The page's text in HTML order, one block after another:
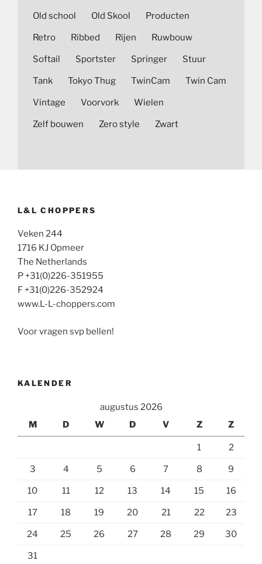
Old school Old Skool Producten
Retro Ribbed Rijen Ruwbouw
Softail Sportster Springer Stuur
Tank Tokyo Thug TwinCam Twin Cam
Vintage Voorvork Wielen
Zelf bouwen Zero style Zwart
L&L CHOPPERS
Veken 244
1716 KJ Opmeer
The Netherlands
P +31(0)226-351955
F +31(0)226-352924
www.L-L-choppers.com
Voor vragen svp bellen!
KALENDER
augustus 2026
M
D W D V Z Z
1 2
3 4 5 6 7 8 9
10 11 12 13 14 15 16
17 18 19 20 21 22 23
24 25 26 27 28 29 30
31